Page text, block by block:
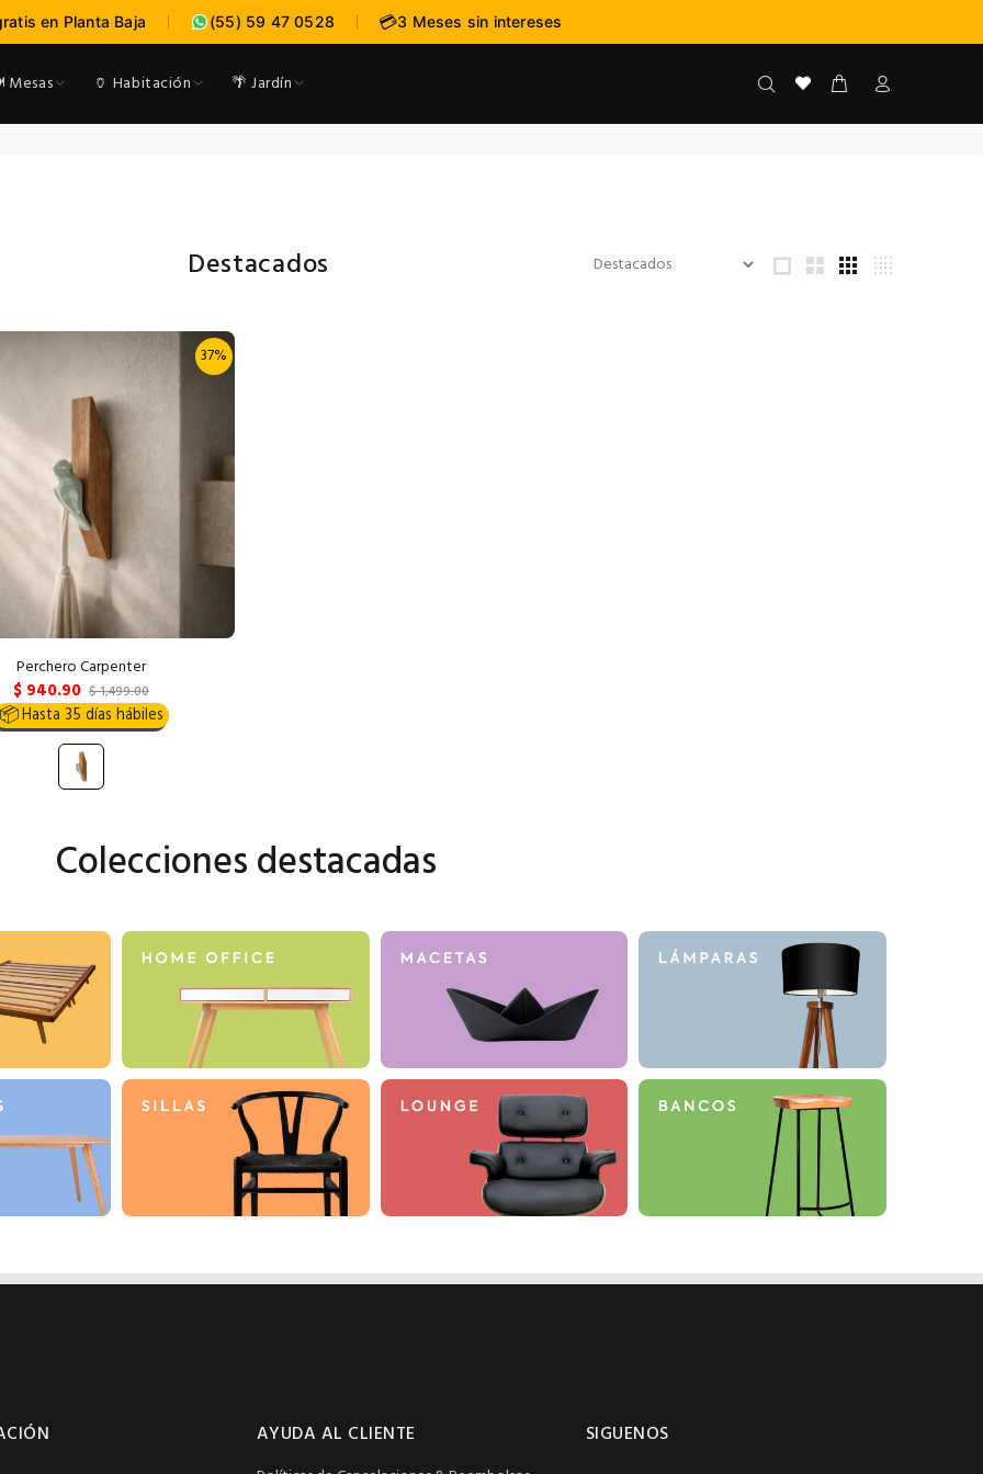
expira en -- : -- : -- : --
en Planta Baja (55) 59 47 0528 💳3 Meses sin intereses
🏺 Habitación 🌴 Jardín
Destacados
37%
Perchero Carpenter
$ 940.90 $ 1,499.00
Hasta 35 días hábiles
Colecciones destacadas
AYUDA AL CLIENTE SIGUENOS